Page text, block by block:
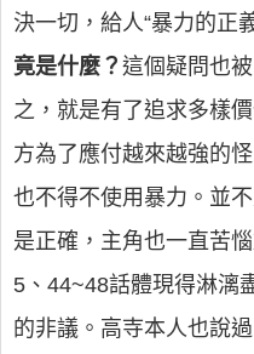
決一切，給人“暴力的正
竟是什麼？ 這個疑問也
之，就是有了追求多樣
方為了應付越來越強的
也不得不使用暴力。並
是正確，主角也一直苦
5、44~48話體現得淋漓
的非議。高寺本人也說